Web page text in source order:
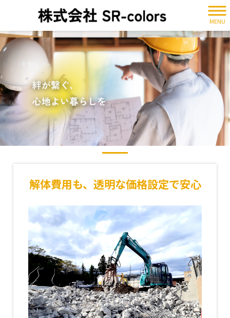
MENU
解体費用も、透明な価格設定で安心